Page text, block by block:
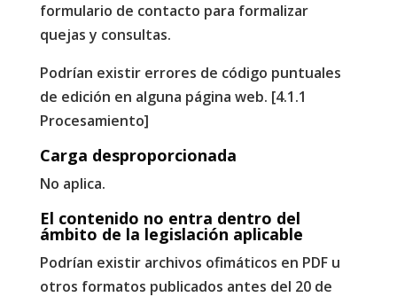
formulario de contacto para formalizar
quejas y consultas.
Podrían existir errores de código puntuales
de edición en alguna página web. [4.1.1
Procesamiento]
Carga desproporcionada
No aplica.
El contenido no entra dentro del
ámbito de la legislación aplicable
Podrían existir archivos ofimáticos en PDF u
otros formatos publicados antes del 20 de